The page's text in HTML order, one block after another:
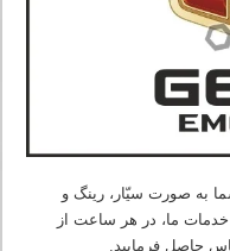
به صورت سیّار، رینگ و
خدمات ما، در هر ساعت از